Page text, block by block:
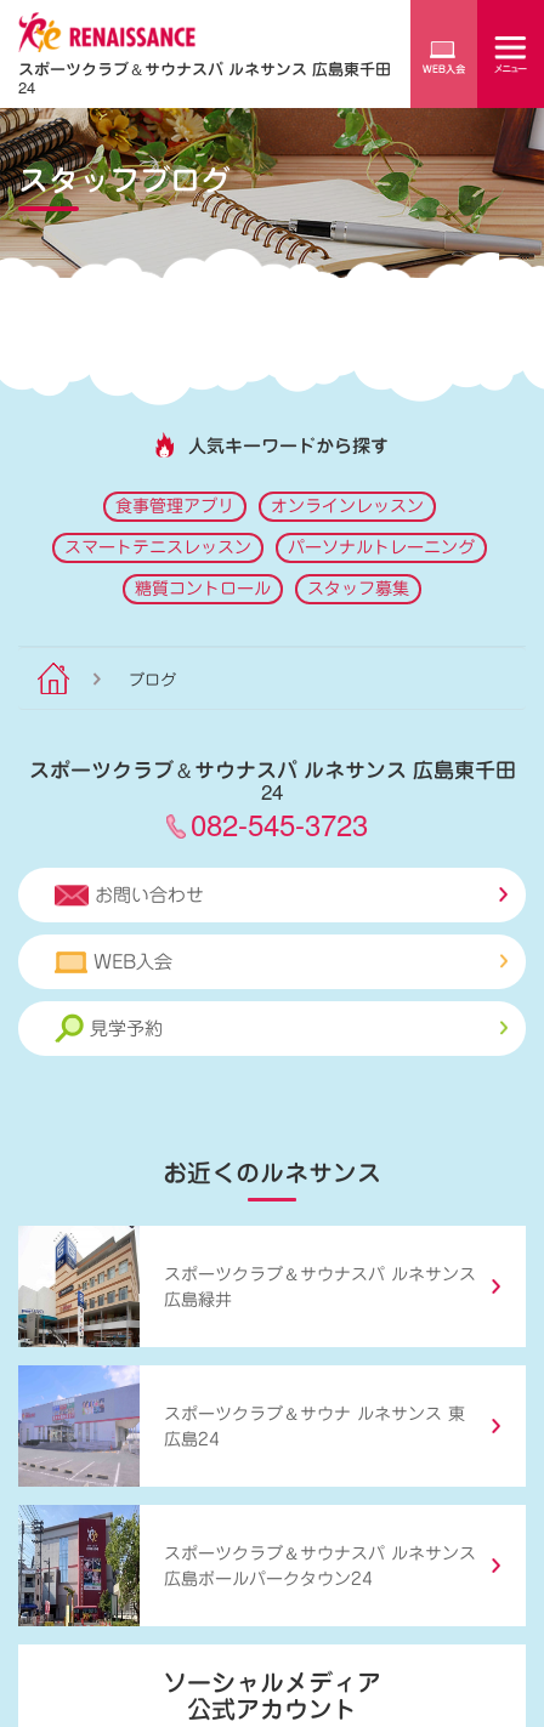
スポーツクラブ＆サウナスパ ルネサンス 広島東千田
24
スタッフブログ
人気キーワードから探す
食事管理アプリ オンラインレッスン
スマートテニスレッスン パーソナルトレーニング
糖質コントロール スタッフ募集
ブログ
スポーツクラブ＆サウナスパ ルネサンス 広島東千田
24
082-545-3723
お問い合わせ
WEB入会
見学予約
お近くのルネサンス
スポーツクラブ ＆ サウナスパ ルネサンス
広島緑井
スポーツクラブ ＆ サウナ ルネサンス 東
広島24
スポーツクラブ ＆ サウナスパ ルネサンス
広島ボールパークタウン24
ソーシャルメディア
公式アカウント